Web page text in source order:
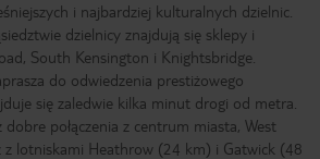
i najbardziej kulturalnych dzielnic.
dzielnicy znajdują się sklepy i
South Kensington i Knightsbridge.
do odwiedzenia prestiżowego
się zaledwie kilka minut drogi od metra.
połączenia z centrum miasta, West
z lotniskami Heathrow (24 km) i Gatwick (48